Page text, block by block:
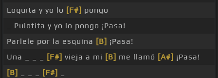
Loquita y yo lo [F#] pongo
_ Pulotita y yo lo pongo ¡Pasa!
Parlele por la esquina [B] ¡Pasa!
Una _ _ _
[F#] vieja a mi [B] me llamó [A#] ¡Pasa!
[B]
[F#]